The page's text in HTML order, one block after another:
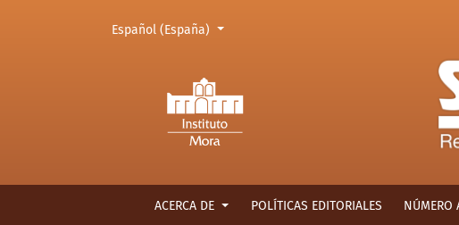
El camino de la rehabilitación política. Juan José Baz
Cambiar el idioma. El actual es:
Español (España)
ACERCA DE POLÍTICAS EDITORIALES NÚMERO